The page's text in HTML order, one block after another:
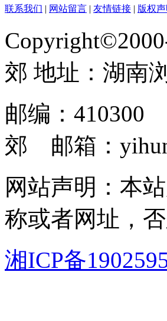
联系我们 | 网站留言 | 友情链接 | 版权声
郊 地址：湖南
邮编：410300
郊 邮箱：
网站声明：本
称或者网址，
湘ICP备